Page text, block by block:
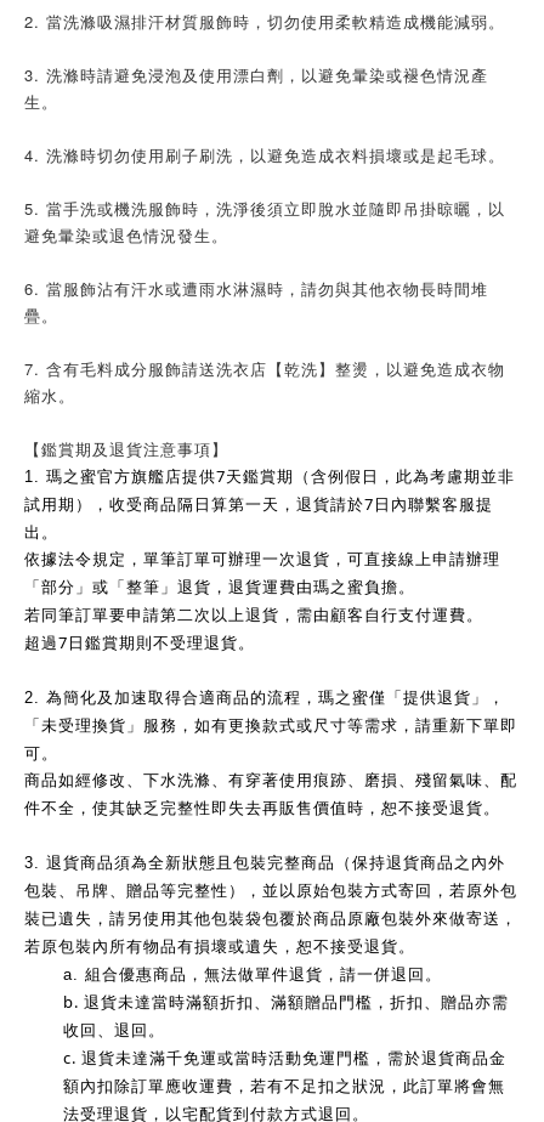
2. 當洗滌吸濕排汗材質服飾時，切勿使用柔軟精造成機能減弱。
3. 洗滌時請避免浸泡及使用漂白劑，以避免暈染或褪色情況產
生。
4. 洗滌時切勿使用刷子刷洗，以避免造成衣料損壞或是起毛球。
5. 當手洗或機洗服飾時，洗淨後須立即脫水並隨即吊掛晾曬，以
避免暈染或退色情況發生。
6. 當服飾沾有汗水或遭雨水淋濕時，請勿與其他衣物長時間堆
疊。
7. 含有毛料成分服飾請送洗衣店【乾洗】整燙，以避免造成衣物
縮水。
【鑑賞期及退貨注意事項】
1. 瑪之蜜官方旗艦店提供7天鑑賞期（含例假日，此為考慮期並非
試用期），收受商品隔日算第一天，退貨請於7 日內聯繫客服提
出。
依據法令規定，單筆訂單可辦理一次退貨，可直接線上申請辦理
「部分」或「整筆」退貨，退貨運費由瑪之蜜負擔。
若同筆訂單要申請第二次以上退貨，需由顧客自行支付運費。
超過7 日鑑賞期則不受理退貨。
2. 為簡化及加速取得合適商品的流程，瑪之蜜僅「提供退貨」，
「未受理換貨」服務，如有更換款式或尺寸等需求，請重新下單即
可。
商品如經修改、下水洗滌、有穿著使用痕跡、磨損、殘留氣味、配
件不全，使其缺乏完整性即失去再販售價值時，恕不接受退貨。
3. 退貨商品須為全新狀態且包裝完整商品（保持退貨商品之內外
包裝、吊牌、贈品等完整性），並以原始包裝方式寄回，若原外包
裝已遺失，請另使用其他包裝袋包覆於商品原廠包裝外來做寄送，
若原包裝內所有物品有損壞或遺失，恕不接受退貨。
a. 組合優惠商品，無法做單件退貨，請一併退回。
b. 退貨未達當時滿額折扣、滿額贈品門檻，折扣、贈品亦需
收回、退回。
c. 退貨未達滿千免運或當時活動免運門檻，需於退貨商品金
額內扣除訂單應收運費，若有不足扣之狀況，此訂單將會無
法受理退貨，以宅配貨到付款方式退回。